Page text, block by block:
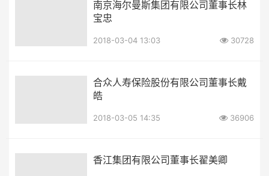
南京海尔曼斯集团有限公司董事长林
宝忠
2018-03-04 13:03 30728
合众人寿保险股份有限公司董事长戴
皓
2018-03-05 14:35 36906
香江集团有限公司董事长翟美卿